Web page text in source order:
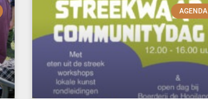
AGENDA